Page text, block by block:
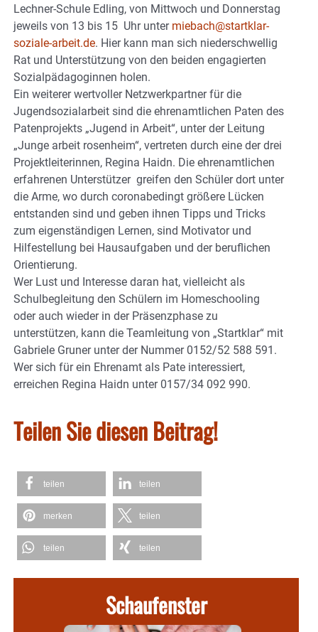
Lechner-Schule Edling, von Mittwoch und Donnerstag
jeweils von 13 bis 15 Uhr unter miebach@startklar-
soziale-arbeit.de. Hier kann man sich niederschwellig
Rat und Unterstützung von den beiden engagierten
Sozialpädagoginnen holen.
Ein weiterer wertvoller Netzwerkpartner für die
Jugendsozialarbeit sind die ehrenamtlichen Paten des
Patenprojekts „Jugend in Arbeit“, unter der Leitung
„Junge arbeit rosenheim“, vertreten durch eine der drei
Projektleiterinnen, Regina Haidn. Die ehrenamtlichen
erfahrenen Unterstützer greifen den Schüler dort unter
die Arme, wo durch coronabedingt größere Lücken
entstanden sind und geben ihnen Tipps und Tricks
zum eigenständigen Lernen, sind Motivator und
Hilfestellung bei Hausaufgaben und der beruflichen
Orientierung.
Wer Lust und Interesse daran hat, vielleicht als
Schulbegleitung den Schülern im Homeschooling
oder auch wieder in der Präsenzphase zu
unterstützen, kann die Teamleitung von „Startklar“ mit
Gabriele Gruner unter der Nummer 0152/52 588 591.
Wer sich für ein Ehrenamt als Pate interessiert,
erreichen Regina Haidn unter 0157/34 092 990.
Teilen Sie diesen Beitrag!
teilen teilen
merken teilen
teilen teilen
Schaufenster